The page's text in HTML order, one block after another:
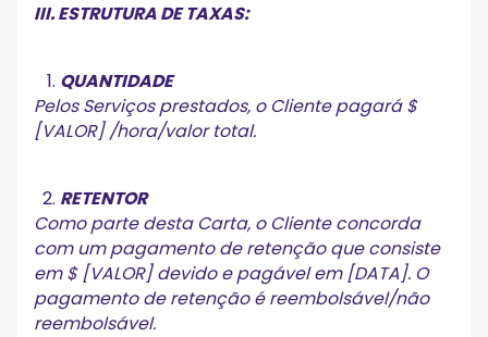
III. ESTRUTURA DE TAXAS:
QUANTIDADE
Pelos Serviços prestados, o Cliente pagará $
[VALOR] /hora/valor total.
RETENTOR
Como parte desta Carta, o Cliente concorda
com um pagamento de retenção que consiste
em $ [VALOR] devido e pagável em [DATA]. O
pagamento de retenção é reembolsável/não
reembolsável.